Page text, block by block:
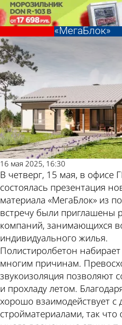
представили
«МегаБлок»
Общество
16 мая 2025, 16:30
В четверг, 15 мая, в офисе
состоялась презентация
материала «МегаБлок» из
встречу были приглашены
компаний, занимающихся
индивидуального жилья.
Полистиролбетон
многим причинам.
звукоизоляция позволяют
и прохладу летом.
хорошо взаимодействует с
стройматериалами, так
представили
«МегаБлок»
Общество
по
и